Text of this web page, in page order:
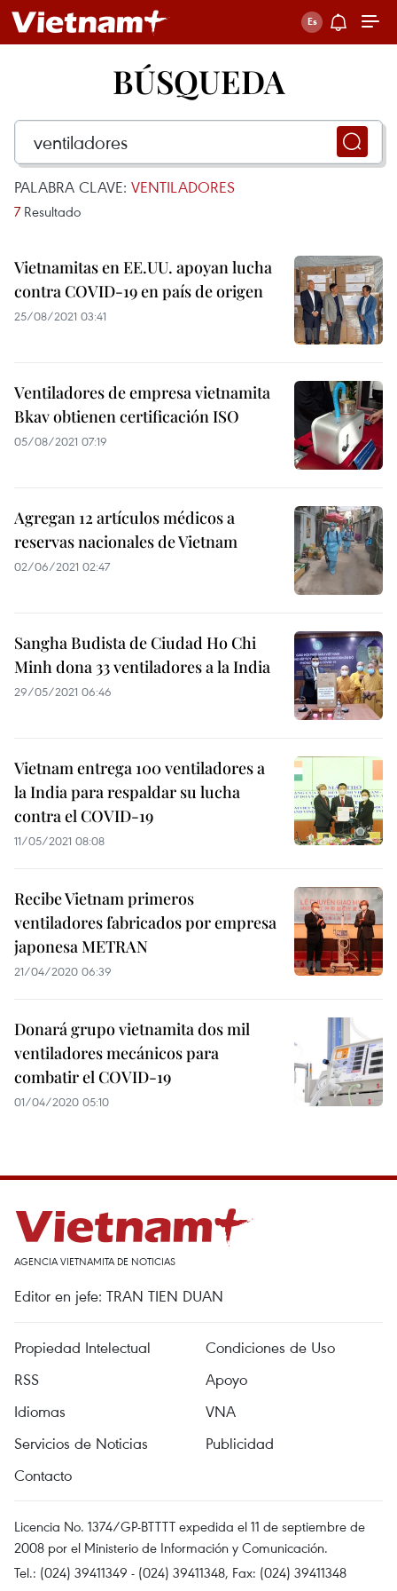
BÚSQUEDA
PALABRA CLAVE: VENTILADORES
7 Resultado
Vietnamitas en EE.UU. apoyan lucha
contra COVID-19 en país de origen
25/08/2021 03:41
Ventiladores de empresa vietnamita
Bkav obtienen certificación ISO
05/08/2021 07:19
Agregan 12 artículos médicos a
reservas nacionales de Vietnam
02/06/2021 02:47
Sangha Budista de Ciudad Ho Chi
Minh dona 33 ventiladores a la India
29/05/2021 06:46
Vietnam entrega 100 ventiladores a
la India para respaldar su lucha
contra el COVID-19
11/05/2021 08:08
Recibe Vietnam primeros
ventiladores fabricados por empresa
japonesa METRAN
21/04/2020 06:39
Donará grupo vietnamita dos mil
ventiladores mecánicos para
combatir el COVID-19
01/04/2020 05:10
AGENCIA VIETNAMITA DE NOTICIAS
Editor en jefe: TRAN TIEN DUAN
Propiedad Intelectual
Condiciones de Uso
RSS
Apoyo
Idiomas
VNA
Servicios de Noticias
Publicidad
Contacto
Licencia No. 1374/GP-BTTTT expedida el 11 de septiembre de
2008 por el Ministerio de Información y Comunicación.
Tel.: (024) 39411349 - (024) 39411348, Fax: (024) 39411348